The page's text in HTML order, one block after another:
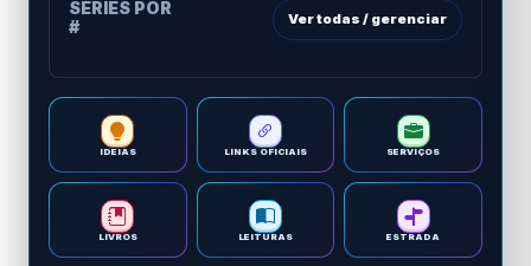
SÉRIES POR
#
Ver todas / gerenciar
IDEIAS LINKS OFICIAIS SERVIÇOS
LIVROS LEITURAS ESTRADA